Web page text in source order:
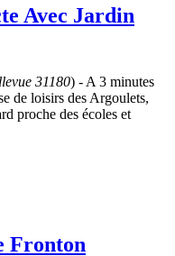
Avec Jardin
31180) - A 3 minutes
de loisirs des Argoulets,
proche des écoles et
Fronton